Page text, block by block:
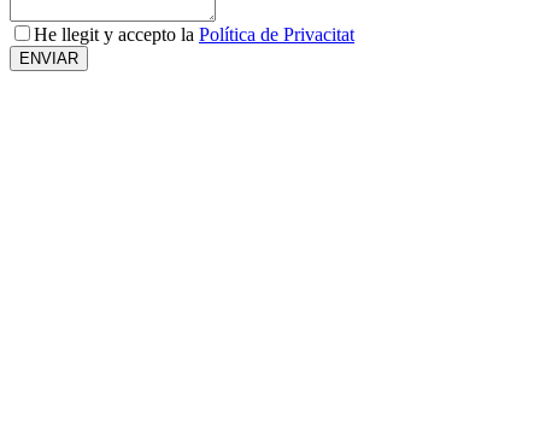
He llegit y accepto la Política de Privacitat
ENVIAR